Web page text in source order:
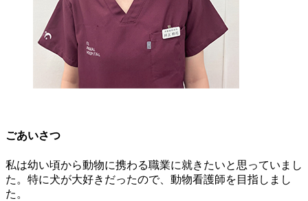
ごあいさつ
私は幼い頃から動物に携わる職業に就きたいと思っていまし
た。特に犬が大好きだったので、動物看護師を目指しまし
た。